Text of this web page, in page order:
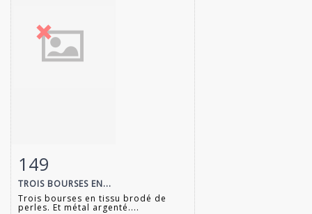
Fiche détaillée
149
TROIS BOURSES EN...
Trois bourses en tissu brodé de
perles. Et métal argenté....